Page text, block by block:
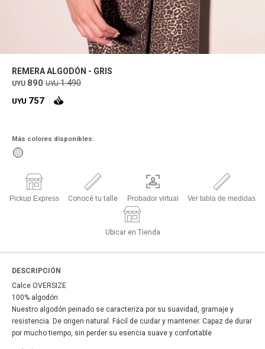
REMERA ALGODÓN - GRIS
UYU 890 UYU 1.490
UYU 757
Más colores disponibles:
Pickup Express Conocé tu talle Probador virtual Ver tabla de medidas
Ubicar en Tienda
DESCRIPCIÓN
Calce OVERSIZE
100% algodón
Nuestro algodón peinado se caracteriza por su suavidad, gramaje y
resistencia. De origen natural. Fácil de cuidar y mantener. Capaz de durar
por mucho tiempo, sin perder su esencia suave y confortable